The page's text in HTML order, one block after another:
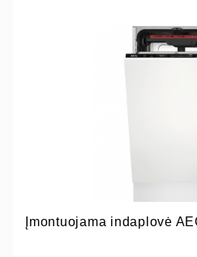
Įmontuojama indaplovė